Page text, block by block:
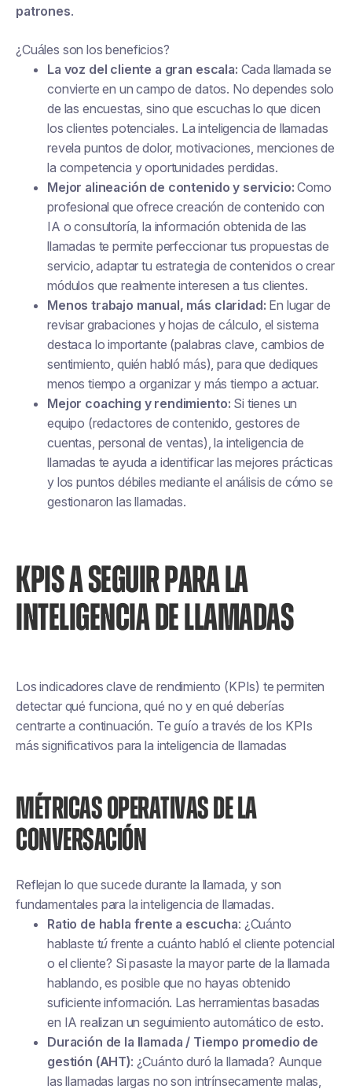
patrones.
¿Cuáles son los beneficios?
La voz del cliente a gran escala: Cada llamada se
convierte en un campo de datos. No dependes solo
de las encuestas, sino que escuchas lo que dicen
los clientes potenciales. La inteligencia de llamadas
revela puntos de dolor, motivaciones, menciones de
la competencia y oportunidades perdidas.
Mejor alineación de contenido y servicio: Como
profesional que ofrece creación de contenido con
IA o consultoría, la información obtenida de las
llamadas te permite perfeccionar tus propuestas de
servicio, adaptar tu estrategia de contenidos o crear
módulos que realmente interesen a tus clientes.
Menos trabajo manual, más claridad: En lugar de
revisar grabaciones y hojas de cálculo, el sistema
destaca lo importante (palabras clave, cambios de
sentimiento, quién habló más), para que dediques
menos tiempo a organizar y más tiempo a actuar.
Mejor coaching y rendimiento: Si tienes un
equipo (redactores de contenido, gestores de
cuentas, personal de ventas), la inteligencia de
llamadas te ayuda a identificar las mejores prácticas
y los puntos débiles mediante el análisis de cómo se
gestionaron las llamadas.
KPIS A SEGUIR PARA LA
INTELIGENCIA DE LLAMADAS
Los indicadores clave de rendimiento (KPIs) te permiten
detectar qué funciona, qué no y en qué deberías
centrarte a continuación. Te guío a través de los KPIs
más significativos para la inteligencia de llamadas
MÉTRICAS OPERATIVAS DE LA
CONVERSACIÓN
Reflejan lo que sucededurante la llamada, y son
fundamentales para la inteligencia de llamadas.
Ratio de habla frente a escucha: ¿Cuánto
hablaste tú frente a cuánto habló el cliente potencial
o el cliente? Si pasaste la mayor parte de la llamada
hablando, es posible que no hayas obtenido
suficiente información. Las herramientas basadas
en IA realizan un seguimiento automático de esto.
Duración de la llamada / Tiempo promedio de
gestión (AHT): ¿Cuánto duró la llamada? Aunque
las llamadas largas no son intrínsecamente malas,